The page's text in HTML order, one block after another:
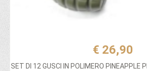
€ 26,90
SET DI 12 GUSCI IN POLIMERO PINEAPPLE